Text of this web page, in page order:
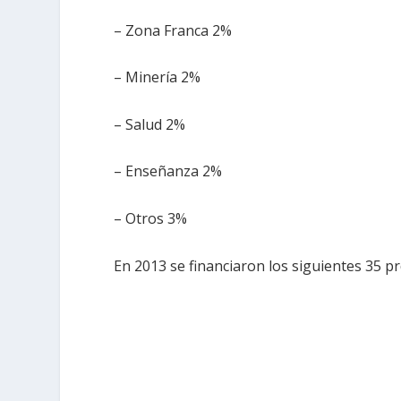
– Zona Franca 2%
– Minería 2%
– Salud 2%
– Enseñanza 2%
– Otros 3%
En 2013 se financiaron los siguientes 35